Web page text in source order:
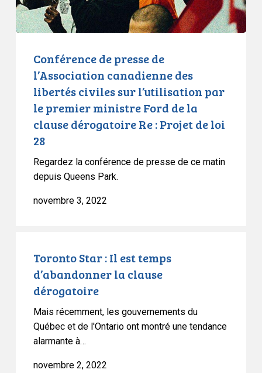
civiles
sur
premier
ministre
clause
dérogatoire
Conférence de presse de
l’Association canadienne des
libertés civiles sur l’utilisation par
le premier ministre Ford de la
clause dérogatoire Re : Projet de loi
28
Regardez la conférence de presse de ce matin
depuis Queens Park.
novembre 3, 2022
temps
d’abandonner
clause
Toronto Star : Il est temps
d’abandonner la clause
dérogatoire
Mais récemment, les gouvernements du
Québec et de l'Ontario ont montré une tendance
alarmante à…
novembre 2, 2022